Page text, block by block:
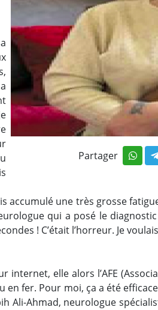
Partager
accumulé une très grosse
qui a posé le
! C’était l’horreur. Je
elle alors l’AFE
fer. Pour moi, ça a été
Ali-Ahmad, neurologue